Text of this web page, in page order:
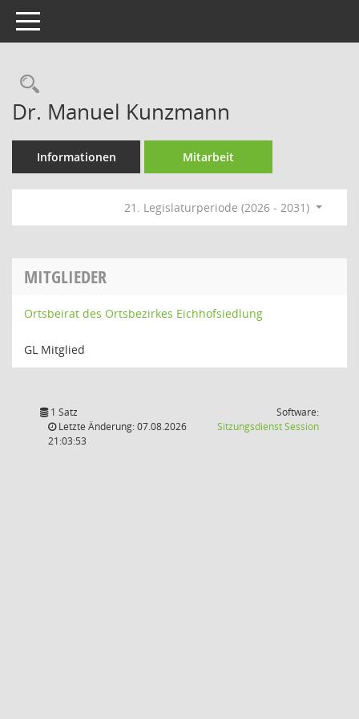
Toggle navigation
Rechercheauswahl
Dr. Manuel Kunzmann
Informationen Mitarbeit
21. Legislaturperiode (2026 - 2031)
MITGLIEDER
Ortsbeirat des Ortsbezirkes Eichhofsiedlung
GL Mitglied
1 Satz
Letzte Änderung: 07.08.2026
21:03:53
Software:
SitzungsdienstSession(Wird in